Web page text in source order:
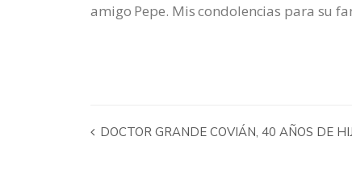
amigo Pepe. Mis condolencias para su
DOCTOR GRANDE COVIÁN, 40 AÑOS DE